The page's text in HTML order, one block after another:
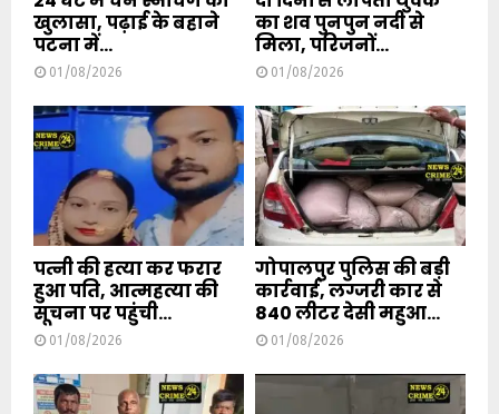
खुलासा, पढ़ाई के बहाने
पटना में...
01/08/2026
का शव पुनपुन नदी से
मिला, परिजनों...
01/08/2026
पत्नी की हत्या कर फरार
हुआ पति, आत्महत्या की
सूचना पर पहुंची...
01/08/2026
गोपालपुर पुलिस की बड़ी
कार्रवाई, लग्जरी कार से
840 लीटर देसी महुआ...
01/08/2026